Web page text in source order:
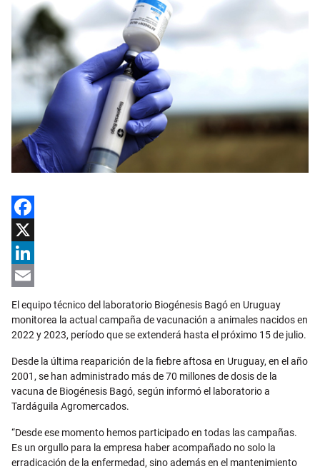
Facebook
X
LinkedIn
Email
El equipo técnico del laboratorio Biogénesis Bagó en Uruguay
monitorea la actual campaña de vacunación a animales nacidos en
2022 y 2023, período que se extenderá hasta el próximo 15 de julio.
Desde la última reaparición de la fiebre aftosa en Uruguay, en el año
2001, se han administrado más de 70 millones de dosis de la
vacuna de Biogénesis Bagó, según informó el laboratorio a
Tardáguila Agromercados.
“Desde ese momento hemos participado en todas las campañas.
Es un orgullo para la empresa haber acompañado no solo la
erradicación de la enfermedad, sino además en el mantenimiento